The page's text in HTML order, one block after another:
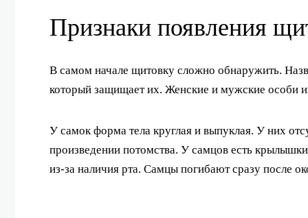
Признаки появления
В самом начале щитовку сложно обнаружить.
который защищает их. Женские и мужские особи
У самок форма тела круглая и выпуклая. У них
произведении потомства. У самцов есть
из-за наличия рта. Самцы погибают сразу после